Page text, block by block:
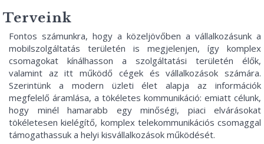
Terveink
Fontos számunkra, hogy a közeljövőben a vállalkozásunk a
mobilszolgáltatás területén is megjelenjen, így komplex
csomagokat kínálhasson a szolgáltatási területén élők,
valamint az itt működő cégek és vállalkozások számára.
Szerintünk a modern üzleti élet alapja az információk
megfelelő áramlása, a tökéletes kommunikáció: emiatt célunk,
hogy minél hamarabb egy minőségi, piaci elvárásokat
tökéletesen kielégítő, komplex telekommunikációs csomaggal
támogathassuk a helyi kisvállalkozások működését.